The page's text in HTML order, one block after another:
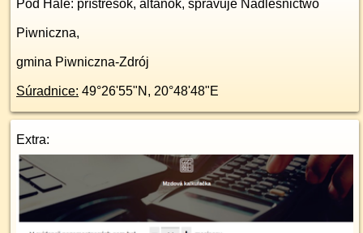
Pod Hale: prístrešok, altánok, spravuje Nadleśnictwo
Piwniczna,
gmina Piwniczna-Zdrój
Súradnice: 49°26'55"N , 20°48'48"E
Extra: